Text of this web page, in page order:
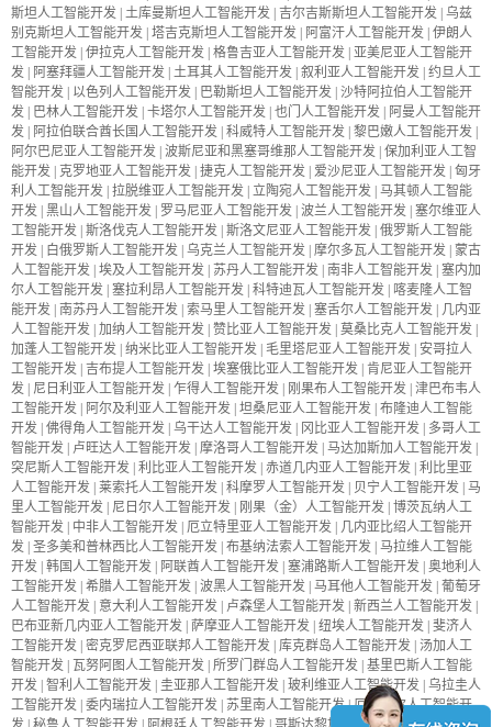
斯坦人工智能开发 | 土库曼斯坦人工智能开发 | 吉尔吉斯斯坦人工智能开发 | 乌兹
别克斯坦人工智能开发 | 塔吉克斯坦人工智能开发 | 阿富汗人工智能开发 | 伊朗人
工智能开发 | 伊拉克人工智能开发 | 格鲁吉亚人工智能开发 | 亚美尼亚人工智能开
发 | 阿塞拜疆人工智能开发 | 土耳其人工智能开发 | 叙利亚人工智能开发 | 约旦人工
智能开发 | 以色列人工智能开发 | 巴勒斯坦人工智能开发 | 沙特阿拉伯人工智能开
发 | 巴林人工智能开发 | 卡塔尔人工智能开发 | 也门人工智能开发 | 阿曼人工智能开
发 | 阿拉伯联合酋长国人工智能开发 | 科威特人工智能开发 | 黎巴嫩人工智能开发 |
阿尔巴尼亚人工智能开发 | 波斯尼亚和黑塞哥维那人工智能开发 | 保加利亚人工智
能开发 | 克罗地亚人工智能开发 | 捷克人工智能开发 | 爱沙尼亚人工智能开发 | 匈牙
利人工智能开发 | 拉脱维亚人工智能开发 | 立陶宛人工智能开发 | 马其顿人工智能
开发 | 黑山人工智能开发 | 罗马尼亚人工智能开发 | 波兰人工智能开发 | 塞尔维亚人
工智能开发 | 斯洛伐克人工智能开发 | 斯洛文尼亚人工智能开发 | 俄罗斯人工智能
开发 | 白俄罗斯人工智能开发 | 乌克兰人工智能开发 | 摩尔多瓦人工智能开发 | 蒙古
人工智能开发 | 埃及人工智能开发 | 苏丹人工智能开发 | 南非人工智能开发 | 塞内加
尔人工智能开发 | 塞拉利昂人工智能开发 | 科特迪瓦人工智能开发 | 喀麦隆人工智
能开发 | 南苏丹人工智能开发 | 索马里人工智能开发 | 塞舌尔人工智能开发 | 几内亚
人工智能开发 | 加纳人工智能开发 | 赞比亚人工智能开发 | 莫桑比克人工智能开发 |
加蓬人工智能开发 | 纳米比亚人工智能开发 | 毛里塔尼亚人工智能开发 | 安哥拉人
工智能开发 | 吉布提人工智能开发 | 埃塞俄比亚人工智能开发 | 肯尼亚人工智能开
发 | 尼日利亚人工智能开发 | 乍得人工智能开发 | 刚果布人工智能开发 | 津巴布韦人
工智能开发 | 阿尔及利亚人工智能开发 | 坦桑尼亚人工智能开发 | 布隆迪人工智能
开发 | 佛得角人工智能开发 | 乌干达人工智能开发 | 冈比亚人工智能开发 | 多哥人工
智能开发 | 卢旺达人工智能开发 | 摩洛哥人工智能开发 | 马达加斯加人工智能开发 |
突尼斯人工智能开发 | 利比亚人工智能开发 | 赤道几内亚人工智能开发 | 利比里亚
人工智能开发 | 莱索托人工智能开发 | 科摩罗人工智能开发 | 贝宁人工智能开发 | 马
里人工智能开发 | 尼日尔人工智能开发 | 刚果（金）人工智能开发 | 博茨瓦纳人工
智能开发 | 中非人工智能开发 | 厄立特里亚人工智能开发 | 几内亚比绍人工智能开
发 | 圣多美和普林西比人工智能开发 | 布基纳法索人工智能开发 | 马拉维人工智能
开发 | 韩国人工智能开发 | 阿联酋人工智能开发 | 塞浦路斯人工智能开发 | 奥地利人
工智能开发 | 希腊人工智能开发 | 波黑人工智能开发 | 马耳他人工智能开发 | 葡萄牙
人工智能开发 | 意大利人工智能开发 | 卢森堡人工智能开发 | 新西兰人工智能开发 |
巴布亚新几内亚人工智能开发 | 萨摩亚人工智能开发 | 纽埃人工智能开发 | 斐济人
工智能开发 | 密克罗尼西亚联邦人工智能开发 | 库克群岛人工智能开发 | 汤加人工
智能开发 | 瓦努阿图人工智能开发 | 所罗门群岛人工智能开发 | 基里巴斯人工智能
开发 | 智利人工智能开发 | 圭亚那人工智能开发 | 玻利维亚人工智能开发 | 乌拉圭人
工智能开发 | 委内瑞拉人工智能开发 | 苏里南人工智能开发|厄瓜多尔人工智能开